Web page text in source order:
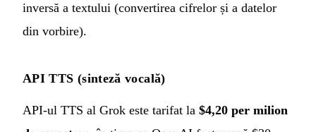
inversă a textului (convertirea cifrelor și a datelor
din vorbire).
API TTS (sinteză vocală)
API-ul TTS al Grok este tarifat la $4,20 per milion